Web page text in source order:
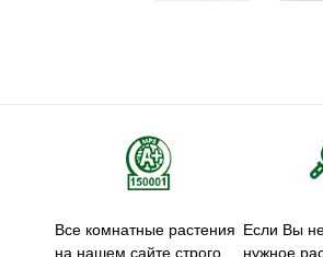
Все комнатные растения
на нашем сайте строго
Если Вы
нужное